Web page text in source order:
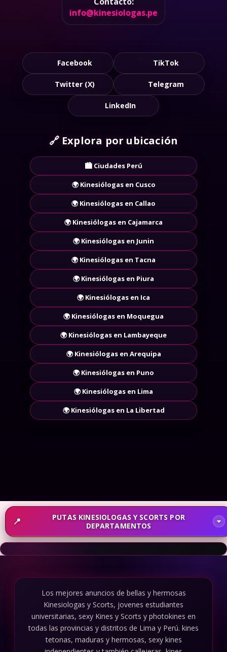
PUTAS KINESIOLOGAS Y SCORTS POR
Los mejores anuncios de bellas y hermosas
Kinesiologas y Scorts, jovenes estudiantes
universitarias, sexy Kines y Scorts y photokines en
todas las provincias y distritos de Lima y Perú. kines
📩
Contacto:
Facebook TikTok
Twitter (X) Telegram
Explora por ubicación
🏙️ Ciudades Perú
🌍 Kinesiólogas en Cusco
🌍 Kinesiólogas en Callao
🌍 Kinesiólogas en Cajamarca
🌍 Kinesiólogas en Junin
🌍 Kinesiólogas en Tacna
🌍 Kinesiólogas en Piura
🌍 Kinesiólogas en Ica
🌍 Kinesiólogas en Moquegua
🌍 Kinesiólogas en Lambayeque
🌍 Kinesiólogas en Arequipa
🌍 Kinesiólogas en Puno
🌍 Kinesiólogas en Lima